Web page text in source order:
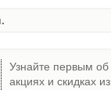
Узнайте первым об
акциях и скидках из